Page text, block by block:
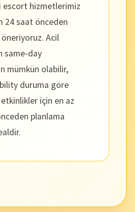
escort hizmetlerimiz
24 saat önceden
Acil
same-day
mümkün olabilir,
duruma göre
için en az
planlama